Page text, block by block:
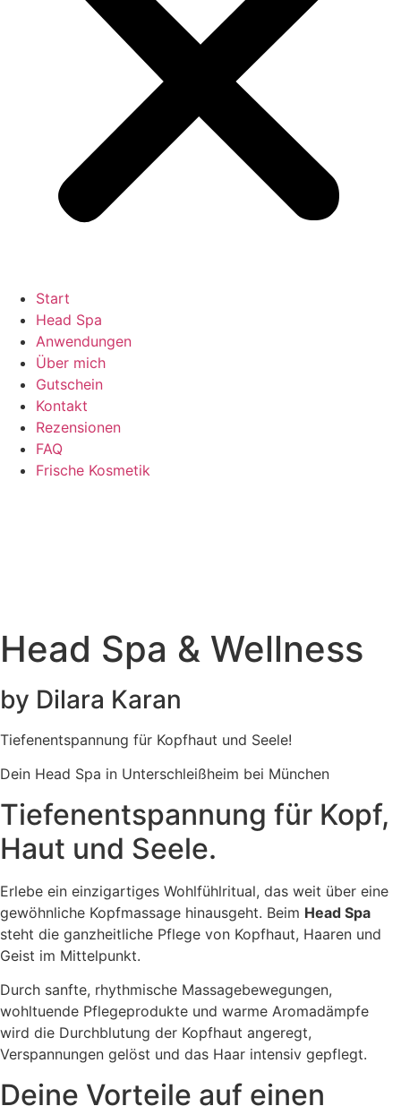
Start
Head Spa
Anwendungen
Über mich
Gutschein
Kontakt
Rezensionen
FAQ
Frische Kosmetik
Head Spa & Wellness
by Dilara Karan
Tiefenentspannung für Kopfhaut und Seele!
Dein Head Spa in Unterschleißheim bei München
Tiefenentspannung für Kopf,
Haut und Seele.
Erlebe ein einzigartiges Wohlfühlritual, das weit über eine
gewöhnliche Kopfmassage hinausgeht. Beim Head Spa
steht die ganzheitliche Pflege von Kopfhaut, Haaren und
Geist im Mittelpunkt.
Durch sanfte, rhythmische Massagebewegungen,
wohltuende Pflegeprodukte und warme Aromadämpfe
wird die Durchblutung der Kopfhaut angeregt,
Verspannungen gelöst und das Haar intensiv gepflegt.
Deine Vorteile auf einen